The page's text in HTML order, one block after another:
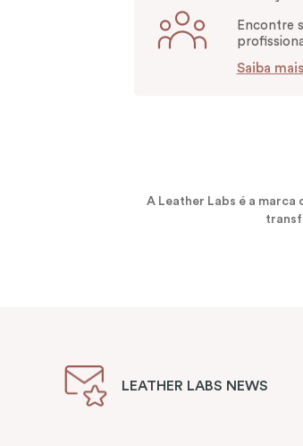
Encontre
Saiba mais
A Leather Labs é a
LEATHER LABS NEWS